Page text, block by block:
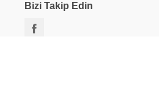
Bizi Takip Edin